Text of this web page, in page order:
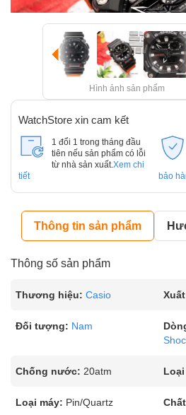
Hình ảnh sản phẩm
WatchStore xin cam kết
1 đổi 1 trong tháng đầu
tiên nếu sản phẩm có lỗi
từ nhà sản xuất. Xem chi
tiết
bảo
Thông tin sản phẩm
Thông số sản phẩm
Thương hiệu: Casio
Đối tượng: Nam
Chống nước: 20atm
Loại máy: Pin/Quartz